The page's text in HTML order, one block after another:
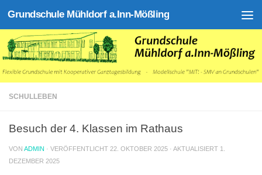
Zum Inhalt springen
Grundschule Mühldorf a.Inn-Mößling
SCHULLEBEN
Besuch der 4. Klassen im Rathaus
VON ADMIN · VERÖFFENTLICHT 22. OKTOBER 2025 · AKTUALISIERT 1.
DEZEMBER 2025